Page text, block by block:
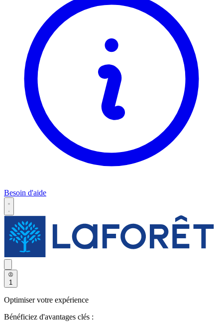
Besoin d'aide
1
Optimiser votre expérience
Bénéficiez d'avantages clés :